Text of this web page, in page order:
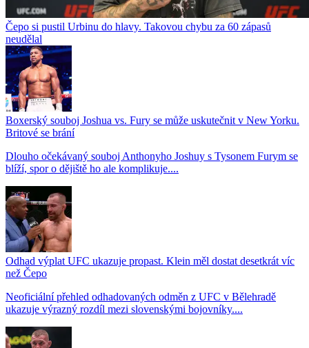
Čepo si pustil Urbinu do hlavy. Takovou chybu za 60 zápasů
neudělal
Boxerský souboj Joshua vs. Fury se může uskutečnit v New Yorku.
Britové se brání
Dlouho očekávaný souboj Anthonyho Joshuy s Tysonem Furym se
blíží, spor o dějiště ho ale komplikuje....
Odhad výplat UFC ukazuje propast. Klein měl dostat desetkrát víc
než Čepo
Neoficiální přehled odhadovaných odměn z UFC v Bělehradě
ukazuje výrazný rozdíl mezi slovenskými bojovníky....